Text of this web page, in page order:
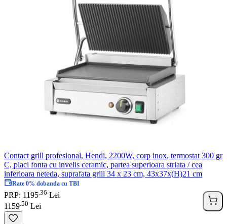
Contact grill profesional, Hendi, 2200W, corp inox, termostat 300 gr
C, placi fonta cu invelis ceramic, partea superioara striata / cea
inferioara neteda, suprafata grill 34 x 23 cm, 43x37x(H)21 cm
Rate 0% dobanda cu TBI
PRP: 1195 36 Lei
1159 50 Lei